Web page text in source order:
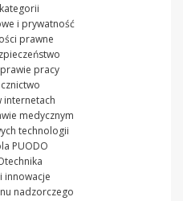
i prywatność
prawne
pracy
internetach
medycznym
technologii
PUODO
innowacje
nadzorczego